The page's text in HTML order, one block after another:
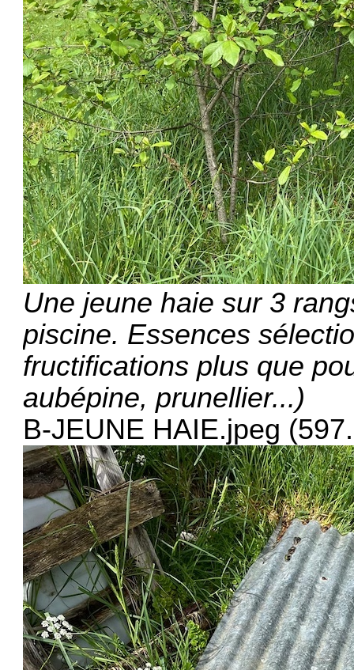
Une jeune haie sur 3
piscine. Essences
fructifications plus que
aubépine, prunellier...)
B-JEUNE HAIE.jpeg